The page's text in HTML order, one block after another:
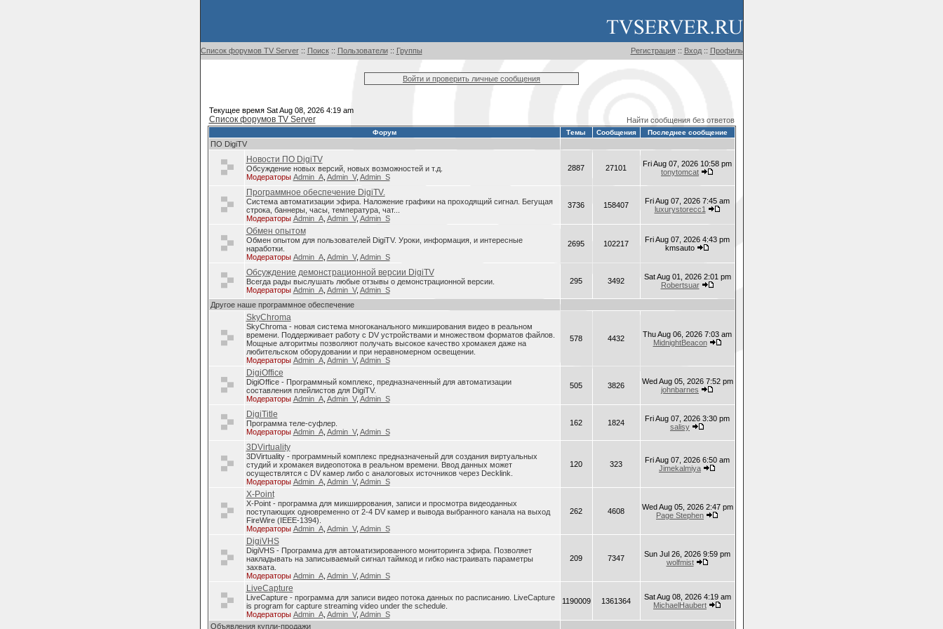
Список форумов TV Server:: Поиск:: Пользователи:: Группы Регистрация :: Вход:: Профиль
Войти и проверить личные сообщения
Текущее время Sat Aug 08, 2026 4:19 am
Список форумов TV Server Найти сообщения без ответов
Форум Темы Сообщения Последнее сообщение
ПО DigiTV
Новости ПО DigiTV
Обсуждение новых версий, новых возможностей и т.д.
Модераторы Admin_A, Admin_V, Admin_S
2887 27101
Fri Aug 07, 2026 10:58 pm
tonytomcat
Программное обеспечение DigiTV.
Система автоматизации эфира. Наложение графики на проходящий сигнал. Бегущая
строка, баннеры, часы, температура, чат...
Модераторы Admin_A, Admin_V, Admin_S
3736 158407
Fri Aug 07, 2026 7:45 am
luxurystorecc1
Обмен опытом
Обмен опытом для пользователей DigiTV. Уроки, информация, и интересные
наработки.
Модераторы Admin_A, Admin_V, Admin_S
2695 102217
Fri Aug 07, 2026 4:43 pm
kmsauto
Обсуждение демонстрационной версии DigiTV
Всегда рады выслушать любые отзывы о демонстрационной версии.
Модераторы Admin_A, Admin_V, Admin_S
295 3492
Sat Aug 01, 2026 2:01 pm
Robertsuar
Другое наше программное обеспечение
SkyChroma
SkyChroma - новая система многоканального микширования видео в реальном
времени. Поддерживает работу с DV устройствами и множеством форматов файлов.
Мощные алгоритмы позволяют получать высокое качество хромакея даже на
любительском оборудовании и при неравномерном освещении.
Модераторы Admin_A, Admin_V, Admin_S
578 4432
Thu Aug 06, 2026 7:03 am
MidnightBeacon
DigiOffice
DigiOffice - Программный комплекс, предназначенный для автоматизации
составления плейлистов для DigiTV.
Модераторы Admin_A, Admin_V, Admin_S
505 3826
Wed Aug 05, 2026 7:52 pm
johnbarnes
DigiTitle
Программа теле-суфлер.
Модераторы Admin_A, Admin_V, Admin_S
162 1824
Fri Aug 07, 2026 3:30 pm
salisy
3DVirtuality
3DVirtuality - программный комплекс предназначеный для создания виртуальных
студий и хромакея видеопотока в реальном времени. Ввод данных может
осуществлятся с DV камер либо с аналоговых источников через Decklink.
Модераторы Admin_A, Admin_V, Admin_S
120 323
Fri Aug 07, 2026 6:50 am
Jimekalmiya
X-Point
X-Point - программа для микширрования, записи и просмотра видеоданных
поступающих одновременно от 2-4 DV камер и вывода выбранного канала на выход
FireWire (IEEE-1394).
Модераторы Admin_A, Admin_V, Admin_S
262 4608
Wed Aug 05, 2026 2:47 pm
Page Stephen
DigiVHS
DigiVHS - Программа для автоматизированного мониторинга эфира. Позволяет
накладывать на записываемый сигнал таймкод и гибко настраивать параметры
захвата.
Модераторы Admin_A, Admin_V, Admin_S
209 7347
Sun Jul 26, 2026 9:59 pm
wolfmist
LiveCapture
LiveCapture - программа для записи видео потока данных по расписанию. LiveCapture
is program for capture streaming video under the schedule.
Модераторы Admin_A, Admin_V, Admin_S
1190009 1361364
Sat Aug 08, 2026 4:19 am
MichaelHaubert
Объявления купли-продажи